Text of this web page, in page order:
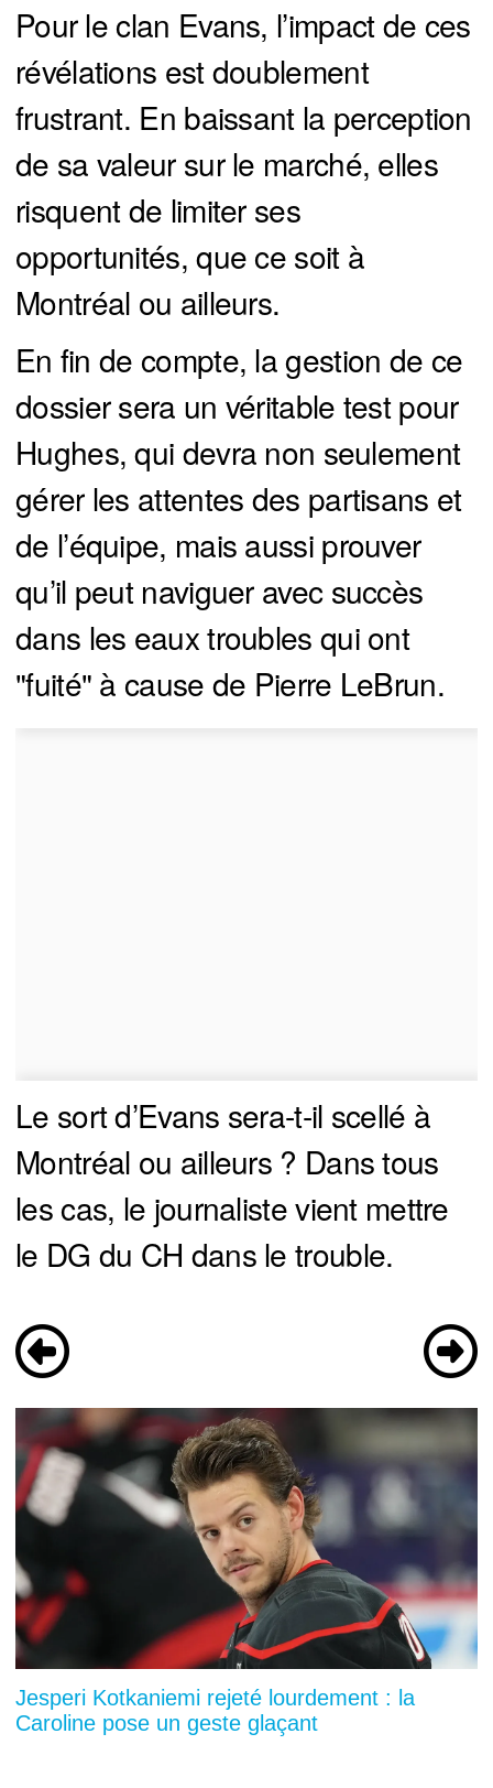
Pour le clan Evans, l’impact de ces
révélations est doublement
frustrant. En baissant la perception
de sa valeur sur le marché, elles
risquent de limiter ses
opportunités, que ce soit à
Montréal ou ailleurs.
En fin de compte, la gestion de ce
dossier sera un véritable test pour
Hughes, qui devra non seulement
gérer les attentes des partisans et
de l’équipe, mais aussi prouver
qu’il peut naviguer avec succès
dans les eaux troubles qui ont
"fuité" à cause de Pierre LeBrun.
Le sort d’Evans sera-t-il scellé à
Montréal ou ailleurs ? Dans tous
les cas, le journaliste vient mettre
le DG du CH dans le trouble.
Jesperi Kotkaniemi rejeté lourdement : la
Caroline pose un geste glaçant